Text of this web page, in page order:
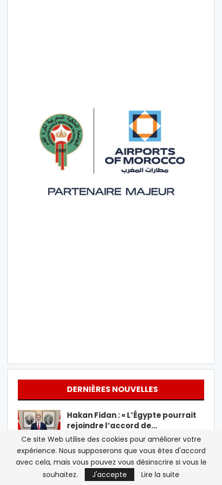
DERNIÈRES NOUVELLES
Hakan Fidan : « L’Égypte pourrait
rejoindre l’accord de…
Les États-Unis autorisent la
Turquie à céder à l’Ukraine ses…
Ce site Web utilise des cookies pour améliorer votre
expérience. Nous supposerons que vous êtes d'accord
avec cela, mais vous pouvez vous désinscrire si vous le
souhaitez.
J'accepte Lire la suite